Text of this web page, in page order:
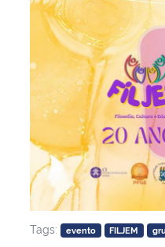
Tags: evento FILJEM